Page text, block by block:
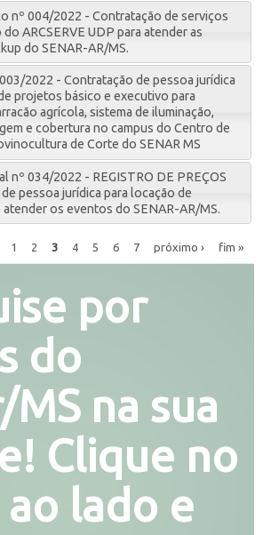
nº 004/2022 - Contratação de serviços
ARCSERVE UDP para atender as
do SENAR-AR/MS.
2022 - Contratação de pessoa jurídica
projetos básico e executivo para
agrícola, sistema de iluminação,
e cobertura no campus do Centro de
de Corte do SENAR MS
nº 034/2022 - REGISTRO DE PREÇOS
pessoa jurídica para locação de
atender os eventos do SENAR-AR/MS.
1 2 3 4 5 6 7 próximo › fim »
por
do
MS na sua
Clique no
ao lado e